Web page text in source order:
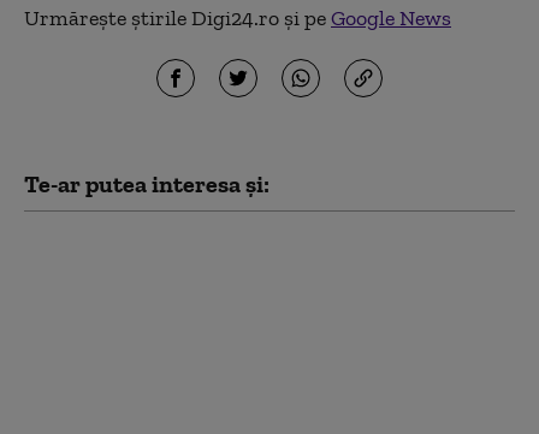
Urmărește știrile Digi24.ro și peGoogle News
Te-ar putea interesa și: